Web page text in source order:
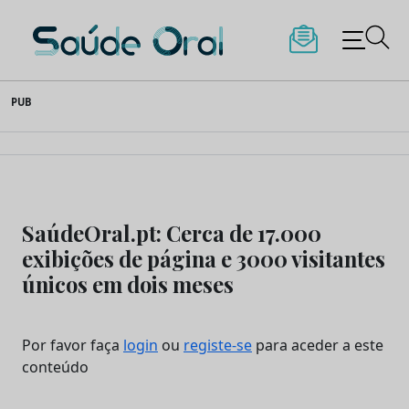
to
content
Saúde Oral
PUB
SaúdeOral.pt: Cerca de 17.000
exibições de página e 3000 visitantes
únicos em dois meses
Por favor faça login ou registe-se para aceder a este
conteúdo